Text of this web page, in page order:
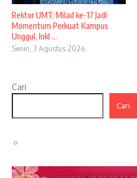
Rektor UMT: Milad ke-17 Jadi
Momentum Perkuat Kampus
Unggul, Inkl ...
Senin, 3 Agustus 2026
Cari
Cari